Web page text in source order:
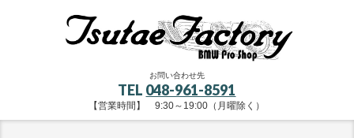
お問い合わせ先
TEL 048-961-8591
【営業時間】 9:30～19:00（月曜除く）